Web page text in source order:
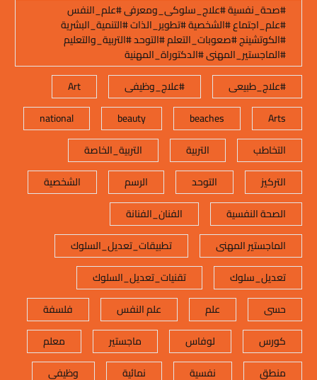
#صحة_نفسية #علاج_سلوكى_ومعرفى #علم_النفس
#علم_اجتماع #الشخصية #تطوير_الذات #التنمية_البشرية
#الكوتشينج #صعوبات_التعلم #التوحد #التربية_والتعليم
#الماجستير_المهنى #الدكتوراة_المهنية
#علاج_طبيعى
#علاج_وظيفى
Art
Arts
beaches
beauty
national
التخاطب
التربية
التربية_الخاصة
التركيز
التوحد الرسم
الشخصية
الصحة النفسية
الفنان_الفنانة
الماجستير المهنى
تطبيقات_تعديل_السلوك
تعديل_سلوك
تقنيات_تعديل_السلوك
حسى
علم علم النفس
فلسفة
كورس
لوفاس ماجستير
معلم
منطق
نفسية نمائية وظيفى